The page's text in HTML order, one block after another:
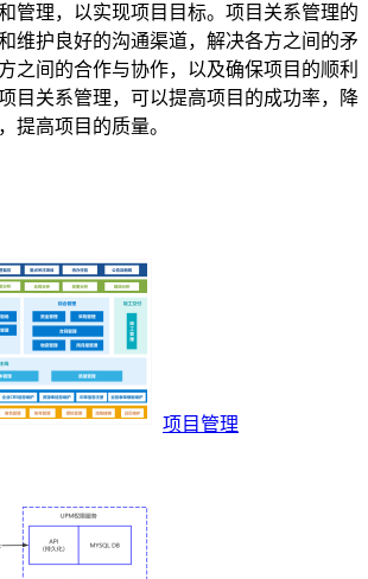
管理，以实现项目目标。项目关系管理的
维护良好的沟通渠道，解决各方之间的矛
之间的合作与协作，以及确保项目的顺利
目关系管理，可以提高项目的成功率，降
提高项目的质量。
项目管理